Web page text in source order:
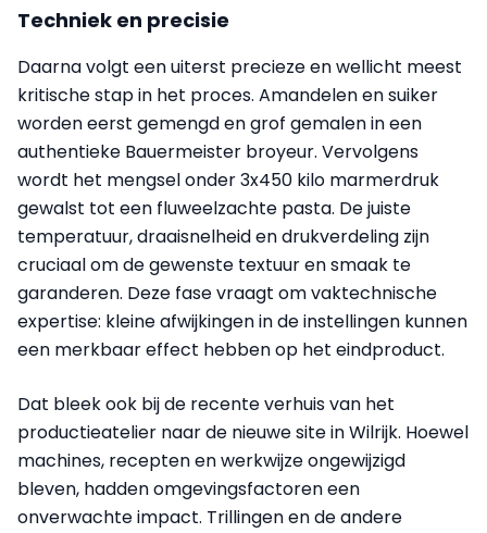
Techniek en precisie
Daarna volgt een uiterst precieze en wellicht meest
kritische stap in het proces. Amandelen en suiker
worden eerst gemengd en grof gemalen in een
authentieke Bauermeister broyeur. Vervolgens
wordt het mengsel onder 3x450 kilo marmerdruk
gewalst tot een fluweelzachte pasta. De juiste
temperatuur, draaisnelheid en drukverdeling zijn
cruciaal om de gewenste textuur en smaak te
garanderen. Deze fase vraagt om vaktechnische
expertise: kleine afwijkingen in de instellingen kunnen
een merkbaar effect hebben op het eindproduct.
Dat bleek ook bij de recente verhuis van het
productieatelier naar de nieuwe site in Wilrijk. Hoewel
machines, recepten en werkwijze ongewijzigd
bleven, hadden omgevingsfactoren een
onverwachte impact. Trillingen en de andere